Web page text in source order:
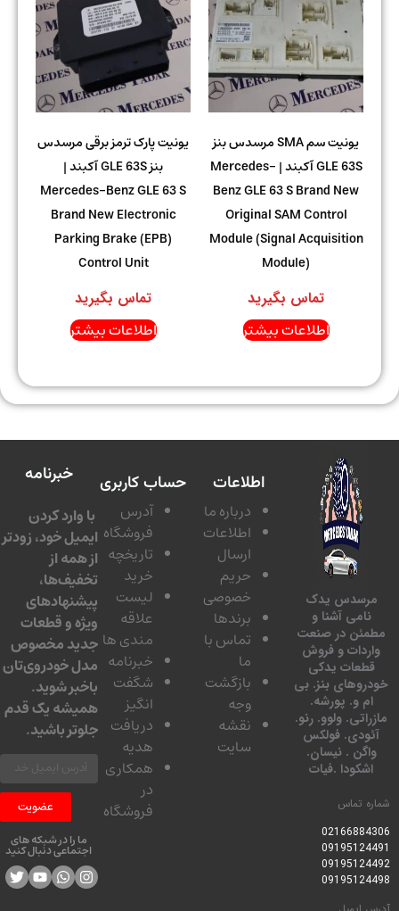
یونیت سم SMA مرسدس بنز
GLE 63S آکبند | Mercedes-
Benz GLE 63 S Brand New
Original SAM Control
Module (Signal Acquisition
Module)
تماس بگیرید
اطلاعات بیشتر
یونیت پارک ترمز برقی مرسدس
بنز GLE 63S آکبند |
Mercedes-Benz GLE 63 S
Brand New Electronic
Parking Brake (EPB)
Control Unit
تماس بگیرید
اطلاعات بیشتر
یدک
آشنا و
در صنعت
و فروش
یدکی
بنز. بی
و. پورشه.
ولوو. رنو.
فولکس
. نیسان.
.فیات
تماس
اطلاعات
درباره ما
اطلاعات
ارسال
حریم
خصوصی
برندها
تماس با
بازگشت
نقشه
سایت
حساب کاربری
آدرس
فروشگاه
تاریخچه
لیست
مندی ها
خبرنامه
شگفت
دریافت
همکاری
فروشگاه
خبرنامه
با وارد کردن
ایمیل خود، زودتر
از همه از
تخفیف‌ها،
پیشنهادهای
ویژه و قطعات
جدید مخصوص
مدل خودروی‌تان
باخبر شوید.
همیشه یک قدم
جلوتر باشید.
عضویت
ما را در شبکه های
اجتماعی دنبال کنید